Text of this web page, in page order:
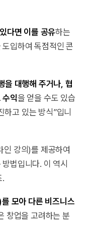
다면 이를 공유하는
입하여 독점적인 콘
을 대행해 주거나, 협
수익을 얻을 수도 있습
고 있는 방식”입니
인 강의)를 제공하여
법입니다. 이 역시
.
모아 다른 비즈니스
창업을 고려하는 분